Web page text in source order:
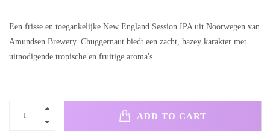
Een frisse en toegankelijke New England Session IPA uit Noorwegen van
Amundsen Brewery. Chuggernaut biedt een zacht, hazey karakter met
uitnodigende tropische en fruitige aroma's
ADD TO CART